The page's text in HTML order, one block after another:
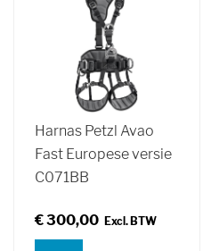
Harnas Petzl Avao
Fast Europese versie
C071BB
€ 300,00